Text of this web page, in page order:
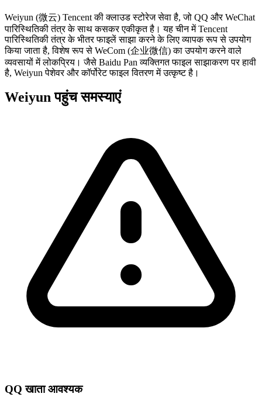
Weiyun (微云) Tencent की क्लाउड स्टोरेज सेवा है, जो QQ और WeChat
पारिस्थितिकी तंत्र के साथ कसकर एकीकृत है। यह चीन में Tencent
पारिस्थितिकी तंत्र के भीतर फाइलें साझा करने के लिए व्यापक रूप से उपयोग
किया जाता है, विशेष रूप से WeCom (企业微信) का उपयोग करने वाले
व्यवसायों में लोकप्रिय। जैसे Baidu Pan व्यक्तिगत फाइल साझाकरण पर हावी
है, Weiyun पेशेवर और कॉर्पोरेट फाइल वितरण में उत्कृष्ट है।
Weiyun पहुंच समस्याएं
QQ खाता आवश्यक